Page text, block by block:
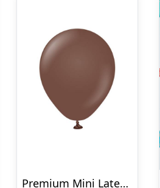
Premium Mini Latexballoner Chocolate Brown